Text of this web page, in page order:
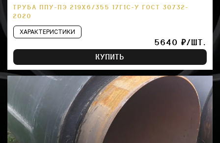
ТРУБА ППУ-ПЭ 219Х6/355 17Г1С-У ГОСТ 30732-
2020
ХАРАКТЕРИСТИКИ
5640 ₽/ШТ.
КУПИТЬ